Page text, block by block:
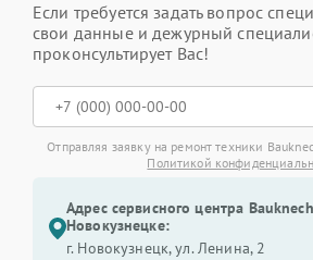
Если требуется задать вопрос
свои данные и дежурный
проконсультирует Вас!
Отправляя заявку на ремонт техники
Политикой
Адрес сервисного центра
Новокузнецке:
г. Новокузнецк, ул. Ленина, 2